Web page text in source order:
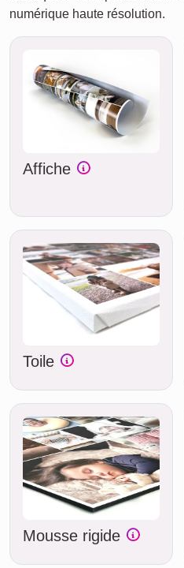
numérique haute résolution.
Affiche
Toile
Mousse rigide